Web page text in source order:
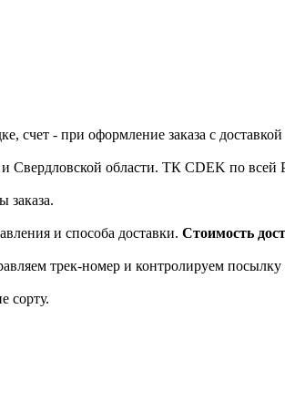
счет - при оформление заказа с доставкой
Свердловской области. ТК CDEK по всей
заказа.
и способа доставки. Стоимость
трек-номер и контролируем посылку
сорту.